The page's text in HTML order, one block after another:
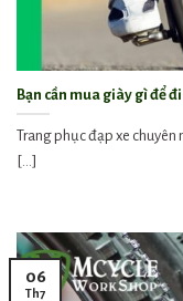
Bạn cần mua giày gì để
Trang phục đạp xe chuyên
[...]
06
Th7